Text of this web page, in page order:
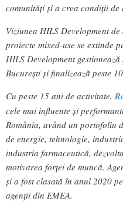
comunități și a crea condiții
Viziunea HILS Development
proiecte mixed-use se extinde
HILS Development
București și finalizează peste
Cu peste 15 ani de activitate,
cele mai influente și
România, având un portofoliu
de energie, tehnologie,
industria farmaceutică,
motivarea forței de muncă.
și a fost clasată în anul 2020
agenții din EMEA.